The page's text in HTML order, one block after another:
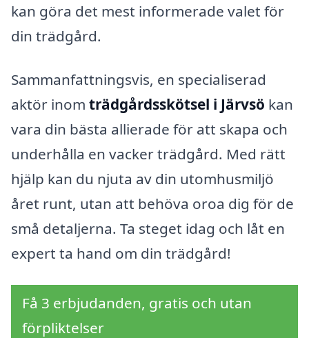
kan göra det mest informerade valet för
din trädgård.
Sammanfattningsvis, en specialiserad
aktör inom trädgårdsskötsel i Järvsö kan
vara din bästa allierade för att skapa och
underhålla en vacker trädgård. Med rätt
hjälp kan du njuta av din utomhusmiljö
året runt, utan att behöva oroa dig för de
små detaljerna. Ta steget idag och låt en
expert ta hand om din trädgård!
Få 3 erbjudanden, gratis och utan
förpliktelser